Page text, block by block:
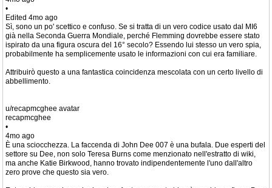
•
Edited 4mo ago
Sì, sono un po' scettico e confuso. Se si tratta di un vero codice usato dal MI6
già nella Seconda Guerra Mondiale, perché Flemming dovrebbe essere stato
ispirato da una figura oscura del 16° secolo? Essendo lui stesso un vero spia,
probabilmente ha semplicemente usato le informazioni con cui era familiare.
Attribuirò questo a una fantastica coincidenza mescolata con un certo livello di
abbellimento.
u/recapmcghee avatar
recapmcghee
•
4mo ago
È una sciocchezza. La faccenda di John Dee 007 è una bufala. Due esperti del
settore su Dee, non solo Teresa Burns come menzionato nell'estratto di wiki,
ma anche Katie Birkwood, hanno trovato indipendentemente l'uno dall'altro
zero prove che questo sia vero.